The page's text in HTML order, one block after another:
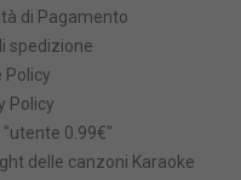
di Pagamento
spedizione
Policy
Policy
"utente 0.99€"
delle canzoni Karaoke